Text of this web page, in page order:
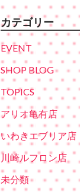
カテゴリー
EVENT
SHOP BLOG
TOPICS
アリオ亀有店
いわきエブリア店
川崎ルフロン店
未分類